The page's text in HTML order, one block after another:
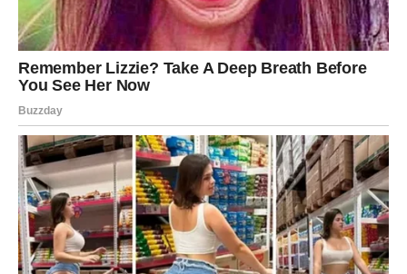
menja, nego ga prihvata i smiruje.
Strelac više ne želi ljubav koja je haotična. On sada želi
ljubav u kojoj je slobodan, ali i siguran.
Poruka za Strelca
Ne moraš zaboraviti da bi krenuo dalje. Dovoljno je da
prestaneš da se vraćaš tamo gde ti je srce stalno bilo na
ispitu.